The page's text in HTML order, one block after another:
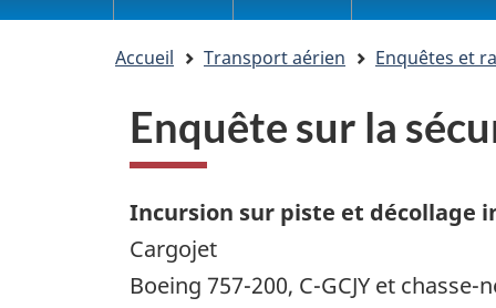
Accueil Transport aérien Enquêtes et
Enquête sur la
Incursion sur piste et décollage
Cargojet
Boeing 757-200, C-GCJY et chasse-